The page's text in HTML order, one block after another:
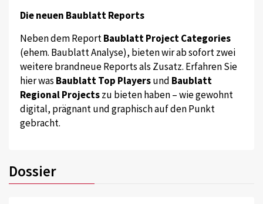
Die neuen Baublatt Reports
Neben dem ReportBaublatt Project Categories
(ehem. Baublatt Analyse), bieten wir ab sofort zwei
weitere brandneue Reports als Zusatz. Erfahren Sie
hier was Baublatt Top Playersund Baublatt
Regional Projectszu bieten haben – wie gewohnt
digital, prägnant und graphisch auf den Punkt
gebracht.
Dossier